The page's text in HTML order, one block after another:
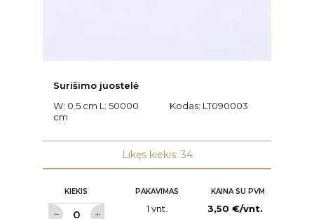
Surišimo juostelė
W: 0.5 cm L: 50000
cm
Kodas: LT090003
Likęs kiekis: 34
KIEKIS PAKAVIMAS KAINA SU PVM
1 vnt. 3,50 €/vnt.